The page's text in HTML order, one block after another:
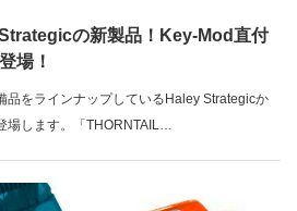
の新製品！Key-Mod直付
場！
品をラインナップしているHaley Strategicか
場します。「THORNTAIL…